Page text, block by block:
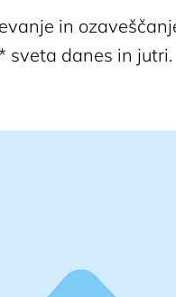
in
sveta danes in jutri.